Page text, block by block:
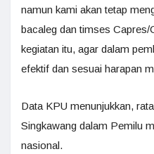
namun kami akan tetap
bacaleg dan timses Capres/
kegiatan itu, agar dalam
efektif dan sesuai harapan
Data KPU menunjukkan,
Singkawang dalam Pemilu
nasional.